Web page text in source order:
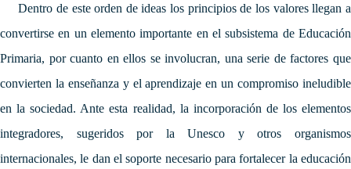
Dentro de este orden de ideaslos principios de los valores llegan a
convertirse en un elemento importante en el subsistema de Educación
Primaria, por cuanto en ellos se involucran, una serie de factores que
convierten la enseñanza y el aprendizaje en un compromiso ineludible
en la sociedad. Ante esta realidad, la incorporación de los elementos
integradores, sugeridos por la Unesco y otros organismos
internacionales, le dan el soporte necesario para fortalecer la educación